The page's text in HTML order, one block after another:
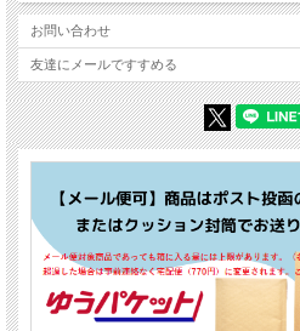
お問い合わせ
友達にメールですすめる